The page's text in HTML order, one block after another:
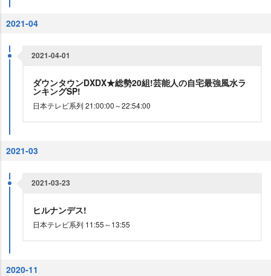
2021-04
2021-04-01
ダウンタウンDXDX★総勢20組!芸能人の自宅最強風水ラ
ンキングSP!
日本テレビ系列 21:00:00～22:54:00
2021-03
2021-03-23
ヒルナンデス!
日本テレビ系列 11:55～13:55
2020-11